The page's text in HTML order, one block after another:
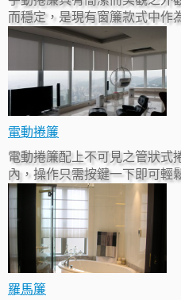
而穩定，是現有窗簾款式中作
電動捲簾
電動捲簾配上不可見之管狀式
內，操作只需按鍵一下即可輕
羅馬簾